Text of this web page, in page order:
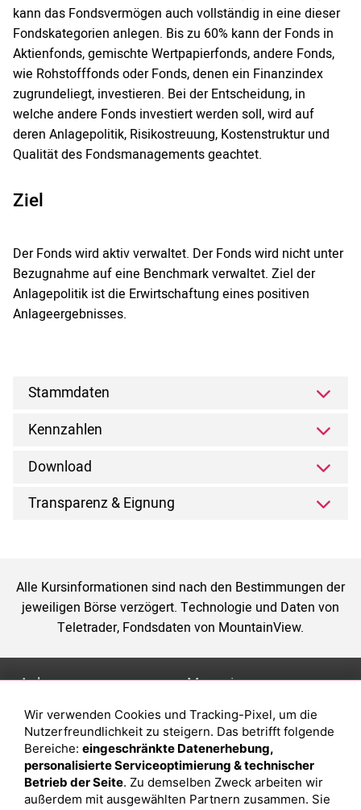
kann das Fondsvermögen auch vollständig in eine dieser
Fondskategorien anlegen. Bis zu 60% kann der Fonds in
Aktienfonds, gemischte Wertpapierfonds, andere Fonds,
wie Rohstofffonds oder Fonds, denen ein Finanzindex
zugrundeliegt, investieren. Bei der Entscheidung, in
welche andere Fonds investiert werden soll, wird auf
deren Anlagepolitik, Risikostreuung, Kostenstruktur und
Qualität des Fondsmanagements geachtet.
Ziel
Der Fonds wird aktiv verwaltet. Der Fonds wird nicht unter
Bezugnahme auf eine Benchmark verwaltet. Ziel der
Anlagepolitik ist die Erwirtschaftung eines positiven
Anlageergebnisses.
Stammdaten
Kennzahlen
Download
Transparenz & Eignung
Alle Kursinformationen sind nach den Bestimmungen der
jeweiligen Börse verzögert. Technologie und Daten von
Teletrader, Fondsdaten von MountainView.
Anlage
Depot eröffnen
Depot vergleichen
Junior Depot
Top-Seller-Fonds
Magazin
Was sind sind ETFs?
Sparplan Vorteile
Was ist ein Fonds?
Wir verwenden Cookies und Tracking-Pixel, um die
Nutzerfreundlichkeit zu steigern. Das betrifft folgende
Bereiche: eingeschränkte Datenerhebung,
personalisierte Serviceoptimierung & technischer
Betrieb der Seite. Zu demselben Zweck arbeiten wir
außerdem mit ausgewählten Partnern zusammen. Sie